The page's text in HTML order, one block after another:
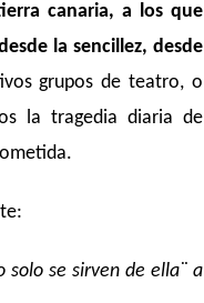
canaria, a los que
la sencillez, desde
grupos de teatro, o
la tragedia diaria de
solo se sirven de ella¨ a